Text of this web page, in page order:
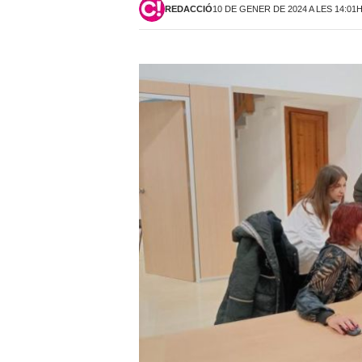
REDACCIÓ10 DE GENER DE 2024 A LES 14:01H